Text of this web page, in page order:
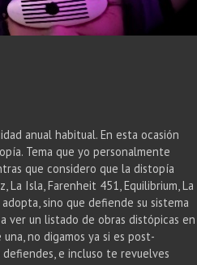
anual habitual. En esta ocasión
Tema que yo personalmente
que considero que la distopía
Isla, Farenheit 451, Equilibrium, La
sino que defiende su sistema
ver un listado de obras distópicas en
no digamos ya si es post-
e incluso te revuelves